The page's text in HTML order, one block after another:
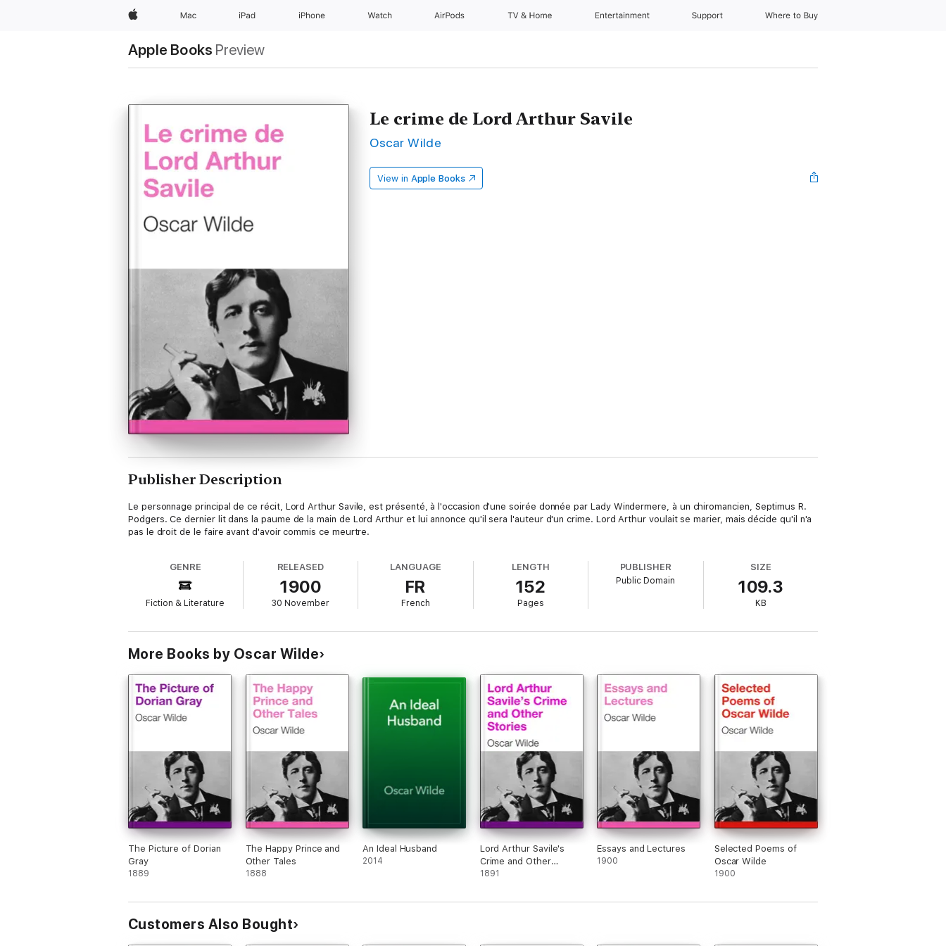
Apple Mac iPad iPhone Watch AirPods TV & Home Entertainment Support Where to Buy
Apple Books Preview
Le crime de Lord Arthur Savile
Oscar Wilde
View in Apple Books
Publisher Description
Le personnage principal de ce récit, Lord Arthur Savile, est présenté, à l'occasion d'une soirée donnée par Lady Windermere, à un chiromancien, Septimus R.
Podgers. Ce dernier lit dans la paume de la main de Lord Arthur et lui annonce qu'il sera l'auteur d'un crime. Lord Arthur voulait se marier, mais décide qu'il n'a
pas le droit de le faire avant d'avoir commis ce meurtre.
GENRE
Fiction & Literature
RELEASED
1900
30 November
LANGUAGE
FR
French
LENGTH
152
Pages
PUBLISHER
Public Domain
SIZE
109.3
KB
More Books by Oscar Wilde
The Picture of Dorian
Gray
1889
The Happy Prince and
Other Tales
1888
An Ideal Husband
2014
Lord Arthur Savile's
Crime and Other
Stories
1891
Essays and Lectures
1900
Selected Poems of
Oscar Wilde
1900
Customers Also Bought